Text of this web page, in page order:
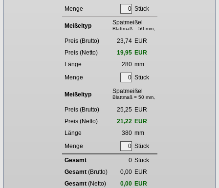
Menge
Stück
Meißeltyp Spatmeißel
Blattmaß = 50 mm,
Preis (Brutto) 23,74 EUR
Preis (Netto)
19,95 EUR
Länge
280 mm
Menge
Stück
Meißeltyp Spatmeißel
Blattmaß = 50 mm,
Preis (Brutto) 25,25 EUR
Preis (Netto)
21,22 EUR
Länge
380 mm
Menge
Stück
Gesamt 0 Stück
Gesamt(Brutto) 0,00 EUR
Gesamt(Netto) 0,00 EUR